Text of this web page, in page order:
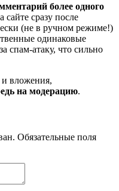
более одного
сайте сразу после
(не в ручном режиме!)
одинаковые
спам-атаку, что сильно
вложения,
на модерацию.
Обязательные поля